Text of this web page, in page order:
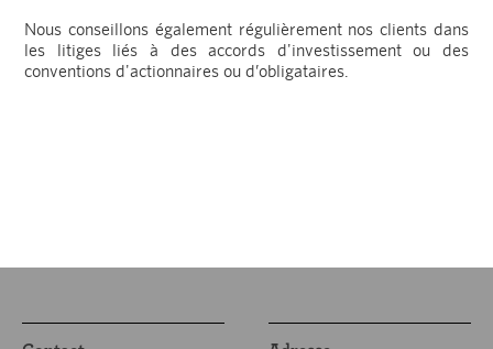
Nous conseillons également régulièrement nos clients dans
les litiges liés à des accords d'investissement ou des
conventions d'actionnaires ou d’obligataires.